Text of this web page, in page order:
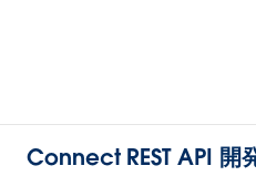
Connect REST API 開